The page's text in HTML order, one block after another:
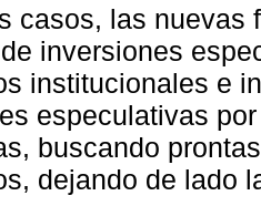
casos, las nuevas
inversiones
institucionales e
especulativas
buscando
dejando de lado